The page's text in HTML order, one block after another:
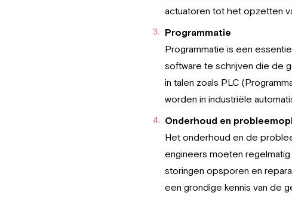
actuatoren tot het opzetten
Programmatie
Programmatie is een
software te schrijven die de
in talen zoals PLC
worden in industriële
Onderhoud en
Het onderhoud en de
engineers moeten
storingen opsporen en
een grondige kennis van de